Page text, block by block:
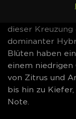
ist eine
dieser Kreuzung
dominanter
Blüten haben
einem niedrigen
von Zitrus und
bis hin zu
Note.